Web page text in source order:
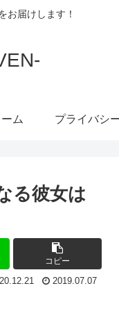
お届けします！
ム プライバシ
る彼女は
コピー
2019.07.07